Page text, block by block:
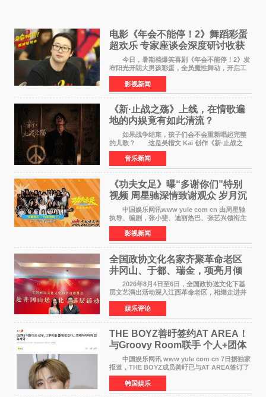
电影《年会不能停！2》舞蹈彩蛋
超欢乐 专家座谈会深度研讨收获
满满
今日，暑期档爆笑喜剧《年会不能停！2》发
布阳光开朗大男孩彩蛋，全员魔性舞动，开启工
位狂欢模式。影片于昨日同步举办专家座谈会，
导演董润年、总制片人应萝佳出席现场，与一众
业内、学界专家
影视新闻
《新·止战之殇》上线，在情歌遍
地的内娱竟有如此清流？
如果战争结束，孩子们会不会重新唱起完整
的儿歌？ 这是吴楷文 Kai 创作《新·止战之
殇》时最初的想法。 从伊朗相关冲突引发的
地区局势，到世界各地仍在发生的动荡与不安，
战争从来不只
音乐新闻
《功夫女足》曝“多谢你们”特别
视频 周星驰深情致谢观众 岁月沉
淀不灭初心
中国娱乐网讯www yule com cn 由周星驰
执导、编剧，张小斐、迪丽热巴、张艺兴领衔主
演，刘嘉玲、佐藤健特别出演，艾米、雪野、蔡
思贝、胡予安、倪好特别介绍的喜剧电影《功夫
女足》释出多谢你
影视新闻
全国政协文化名家齐聚革命老区
井冈山、于都、瑞金，项亮月倾
情献唱《桃花谣》致敬红色沃土
2026年8月4日至6日，全国政协送文化下基
层文艺演出活动深入江西革命老区，相继走进井
冈山、于都长征出发地、瑞金三地。由全国政协
文化文史和学习委员会副主任、甘肃省政协原主
席欧阳坚率团，一
娱乐评论
THE BOYZ善旴签约AT AREA！
与Groovy Room联手 个人+团体
活动并行
中国娱乐网讯 www yule com cn 7日据独家
报道，THE BOYZ成员善旴已与AT AREA签订了
专属合约。AT AREA是由知名制作人组合
Groovy Room创立的hip-hop厂牌，旗下拥有多
位实力派音乐人，在韩
韩国娱乐